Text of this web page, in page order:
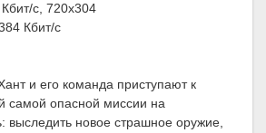
с, 720x304
Кбит/с
и его команда приступают к
самой опасной миссии на
выследить новое страшное оружие,